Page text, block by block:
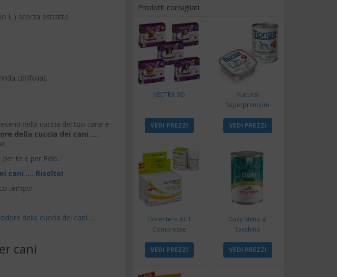
L.) scorza estratto
citrifolia).
nella cuccia del tuo cane e
della cuccia dei cani ....
e.
te e per Fido.
cani .... Risolto!
tempo!
della cuccia dei cani ....
cani
Prodotti consigliati
VECTRA 3D
VEDI PREZZI
Natural
Superpremium
Coniglio e Mela
VEDI PREZZI
Florentero ACT
Compresse
VEDI PREZZI
Daily Menu al
Tacchino
VEDI PREZZI